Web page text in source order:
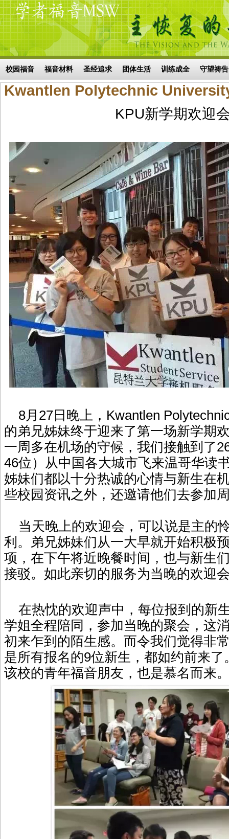
Skip to main content
搜索表单
校园福音 福音材料 圣经追求 团体生活 训练成全 守望祷告
Kwantlen Polytechnic
KPU新学期欢迎
8月27日晚上，Kwantlen
的弟兄姊妹终于迎来了第一场新学期
一周多在机场的守候，我们接触到了
46位）从中国各大城市飞来温哥华读
姊妹们都以十分热诚的心情与新生在
些校园资讯之外，还邀请他们去参加
当天晚上的欢迎会，可以说是主的
利。弟兄姊妹们从一大早就开始积极
项，在下午将近晚餐时间，也与新生
接驳。如此亲切的服务为当晚的欢迎
在热忱的欢迎声中，每位报到的新
学姐全程陪同，参加当晚的聚会，这
初来乍到的陌生感。而令我们觉得非
是所有报名的9位新生，都如约前来
该校的青年福音朋友，也是慕名而来